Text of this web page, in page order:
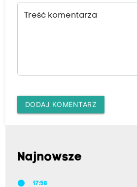
Treść komentarza
DODAJ KOMENTARZ
Najnowsze
17:58